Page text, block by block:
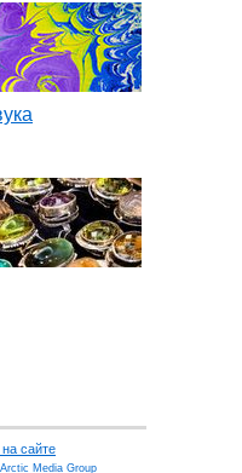
сайте
Arctic Media Group